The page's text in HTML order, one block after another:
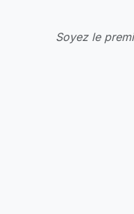
Soyez le